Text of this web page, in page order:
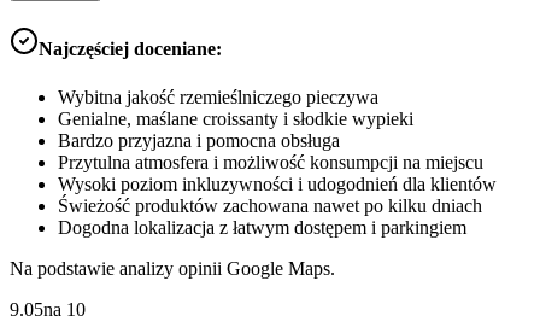
Najczęściej doceniane:
Wybitna jakość rzemieślniczego pieczywa
Genialne, maślane croissanty i słodkie wypieki
Bardzo przyjazna i pomocna obsługa
Przytulna atmosfera i możliwość konsumpcji na miejscu
Wysoki poziom inkluzywności i udogodnień dla klientów
Świeżość produktów zachowana nawet po kilku dniach
Dogodna lokalizacja z łatwym dostępem i parkingiem
Na podstawie analizy opinii Google Maps.
9.05na 10